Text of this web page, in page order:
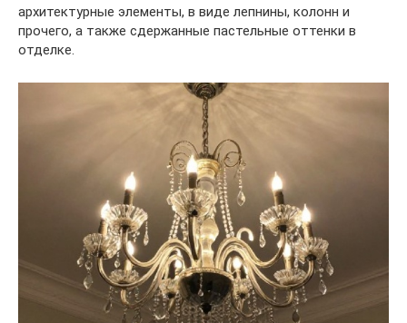
архитектурные элементы, в виде лепнины, колонн и
прочего, а также сдержанные пастельные оттенки в
отделке.